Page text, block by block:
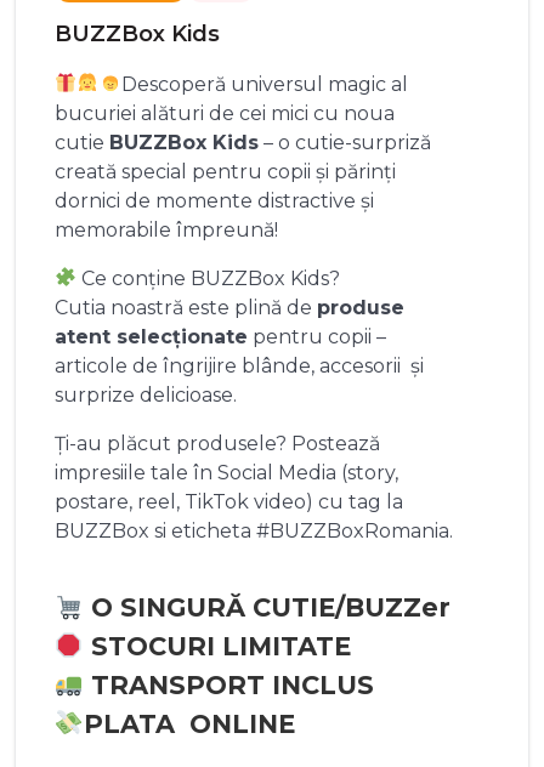
BUZZBox Kids
Descoperă universul magic al
bucuriei alături de cei mici cu noua
cutie BUZZBox Kids – o cutie-surpriză
creată special pentru copii și părinți
dornici de momente distractive și
memorabile împreună!
Ce conține BUZZBox Kids?
Cutia noastră este plină de produse
atent selecționate pentru copii –
articole de îngrijire blânde, accesorii și
surprize delicioase.
Ți-au plăcut produsele? Postează
impresiile tale în Social Media (story,
postare, reel, TikTok video) cu tag la
BUZZBox si eticheta #BUZZBoxRomania.
O SINGURĂ CUTIE/BUZZer
STOCURI LIMITATE
TRANSPORT INCLUS
PLATA ONLINE